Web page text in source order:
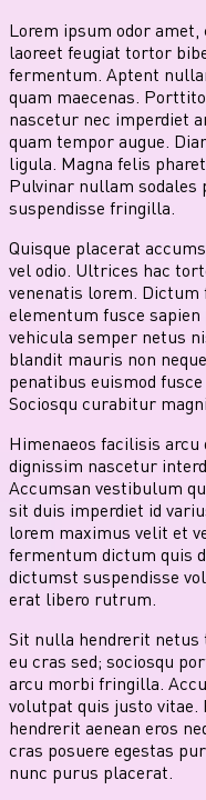
Lorem ipsum odor
laoreet feugiat tortor
fermentum. Aptent
quam maecenas.
nascetur nec imperdiet
quam tempor augue.
ligula. Magna felis
Pulvinar nullam
suspendisse fringilla.
Quisque placerat
vel odio. Ultrices hac
venenatis lorem.
elementum fusce
vehicula semper netus
blandit mauris non
penatibus euismod
Sociosqu curabitur
Himenaeos facilisis
dignissim nascetur
Accumsan vestibulum
sit duis imperdiet id
lorem maximus velit et
fermentum dictum quis
dictumst suspendisse
erat libero rutrum.
Sit nulla hendrerit
eu cras sed; sociosqu
arcu morbi fringilla.
volutpat quis justo
hendrerit aenean eros
cras posuere egestas
nunc purus placerat.